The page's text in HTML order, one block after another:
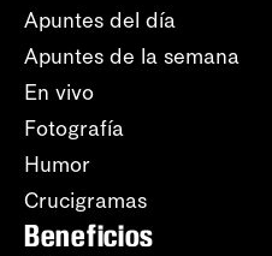
Apuntes del día
Apuntes de la semana
En vivo
Fotografía
Humor
Crucigramas
Beneficios